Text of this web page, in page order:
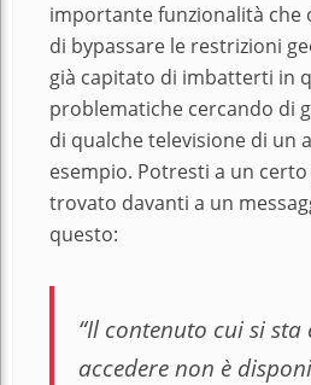
importante funzionalità che
di bypassare le restrizioni
già capitato di imbatterti in
problematiche cercando di
di qualche televisione di un
esempio. Potresti a un
trovato davanti a un
questo:
“Il contenuto cui si
accedere non è